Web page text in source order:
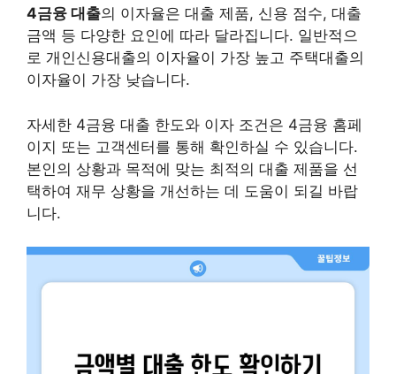
4금융 대출의 이자율은 대출 제품, 신용 점수, 대출
금액 등 다양한 요인에 따라 달라집니다. 일반적으
로 개인신용대출의 이자율이 가장 높고 주택대출의
이자율이 가장 낮습니다.
자세한 4금융 대출 한도와 이자 조건은 4금융 홈페
이지 또는 고객센터를 통해 확인하실 수 있습니다.
본인의 상황과 목적에 맞는 최적의 대출 제품을 선
택하여 재무 상황을 개선하는 데 도움이 되길 바랍
니다.